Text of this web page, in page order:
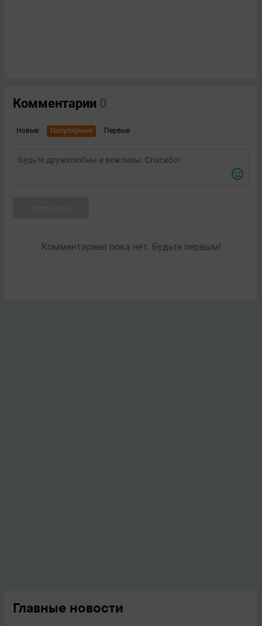
Комментарии 0
Новые Популярные Первые
Комментариев пока нет. Будьте первым!
Главные новости